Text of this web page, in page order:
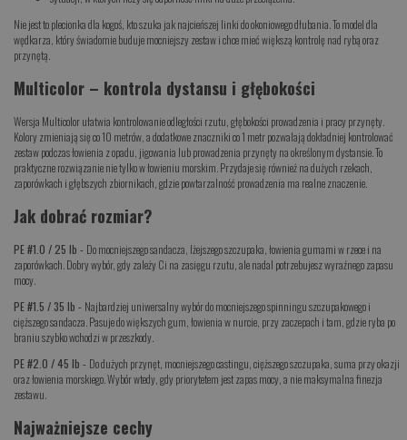
Nie jest to plecionka dla kogoś, kto szuka jak najcieńszej linki do okoniowego dłubania. To model dla
wędkarza, który świadomie buduje mocniejszy zestaw i chce mieć większą kontrolę nad rybą oraz
przynętą.
Multicolor – kontrola dystansu i głębokości
Wersja Multicolor ułatwia kontrolowanie odległości rzutu, głębokości prowadzenia i pracy przynęty.
Kolory zmieniają się co 10 metrów, a dodatkowe znaczniki co 1 metr pozwalają dokładniej kontrolować
zestaw podczas łowienia z opadu, jigowania lub prowadzenia przynęty na określonym dystansie. To
praktyczne rozwiązanie nie tylko w łowieniu morskim. Przydaje się również na dużych rzekach,
zaporówkach i głębszych zbiornikach, gdzie powtarzalność prowadzenia ma realne znaczenie.
Jak dobrać rozmiar?
PE #1.0 / 25 lb - Do mocniejszego sandacza, lżejszego szczupaka, łowienia gumami w rzece i na
zaporówkach. Dobry wybór, gdy zależy Ci na zasięgu rzutu, ale nadal potrzebujesz wyraźnego zapasu
mocy.
PE #1.5 / 35 lb - Najbardziej uniwersalny wybór do mocniejszego spinningu szczupakowego i
cięższego sandacza. Pasuje do większych gum, łowienia w nurcie, przy zaczepach i tam, gdzie ryba po
braniu szybko wchodzi w przeszkody.
PE #2.0 / 45 lb - Do dużych przynęt, mocniejszego castingu, cięższego szczupaka, suma przy okazji
oraz łowienia morskiego. Wybór wtedy, gdy priorytetem jest zapas mocy, a nie maksymalna finezja
zestawu.
Najważniejsze cechy